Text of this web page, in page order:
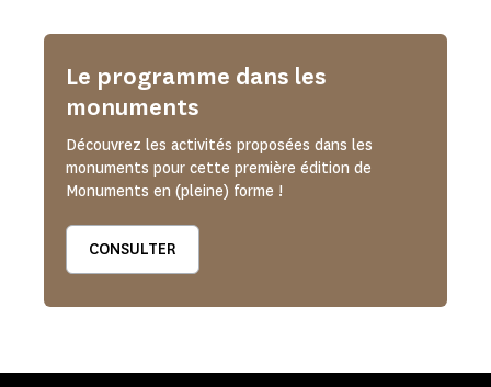
Le programme dans les
monuments
Découvrez les activités proposées dans les
monuments pour cette première édition de
Monuments en (pleine) forme !
CONSULTER